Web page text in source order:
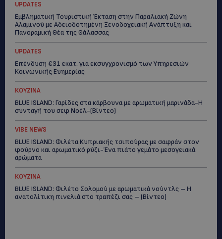
UPDATES
Εμβληματική Τουριστική Έκταση στην Παραλιακή Ζώνη
Αλαμινού με Αδειοδοτημένη Ξενοδοχειακή Ανάπτυξη και
Πανοραμική Θέα της Θάλασσας
UPDATES
Επένδυση €31 εκατ. για εκσυγχρονισμό των Υπηρεσιών
Κοινωνικής Ευημερίας
ΚΟΥΖΙΝΑ
BLUE ISLAND: Γαρίδες στα κάρβουνα με αρωματική μαρινάδα-Η
συνταγή του σεφ Νοέλ-(Βίντεο)
VIBE NEWS
BLUE ISLAND: Φιλέτα Κυπριακής τσιπούρας με σαφράν στον
φούρνο και αρωματικό ρύζι-Ένα πιάτο γεμάτο μεσογειακά
αρώματα
ΚΟΥΖΙΝΑ
BLUE ISLAND: Φιλέτο Σολομού με αρωματικά νούντλς – Η
ανατολίτικη πινελιά στο τραπέζι σας – (Βίντεο)